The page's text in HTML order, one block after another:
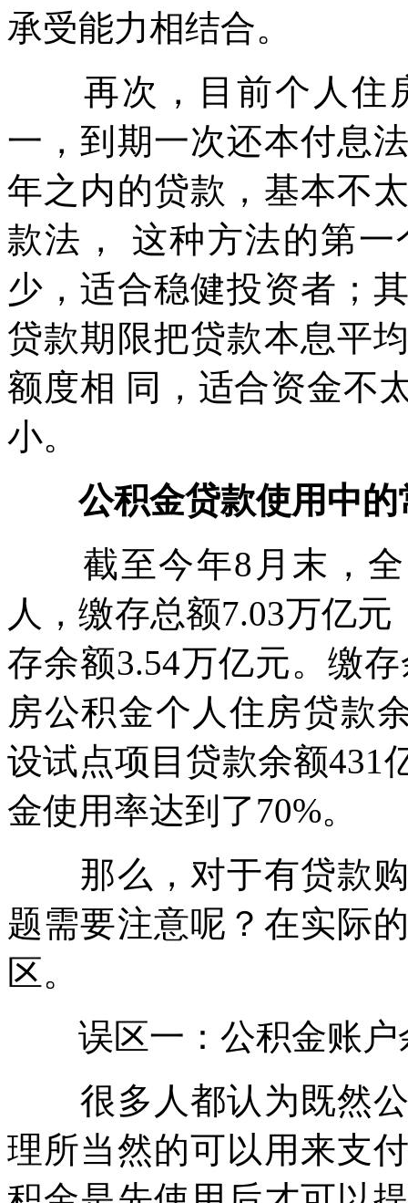
承受能力相结合。
再次，目前个人住
一，到期一次还本付息
年之内的贷款，基本不
款法， 这种方法的第
少，适合稳健投资者；
贷款期限把贷款本息平
额度相 同，适合资金不
小。
公积金贷款使用中
截至今年8月末，全
人，缴存总额7.03万亿
存余额3.54万亿元。缴
房公积金个人住房贷款
设试点项目贷款余额431
金使用率达到了70%。
那么，对于有贷款购
题需要注意呢？在实际
区。
误区一：公积金账户
很多人都认为既然公
理所当然的可以用来支